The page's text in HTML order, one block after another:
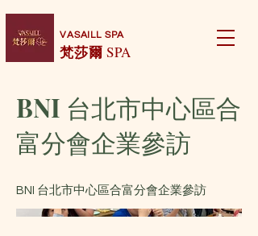
梵莎爾SPA
VASAILL SPA
BNI 台北市中心區合
富分會企業參訪
BNI 台北市中心區合富分會企業參訪